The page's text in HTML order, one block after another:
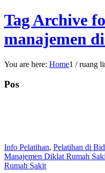
Tag Archive
manajemen
You are here: Home1 / ruang
Pos
Info Pelatihan, Pelatihan di
Manajemen Diklat Rumah
Rumah Sakit